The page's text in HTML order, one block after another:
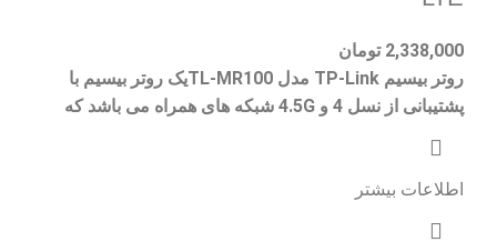
2,338,000 تومان
روتر بیسیم TP-Link مدل TL-MR100یک روتر بیسیم با
پشتیبانی از نسل 4 و 4.5G شبکه های همراه می باشد که
اطلاعات بیشتر